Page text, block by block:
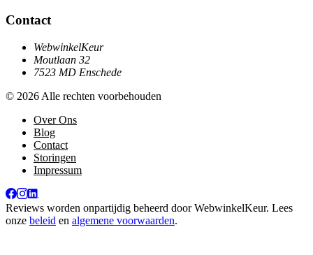
Contact
WebwinkelKeur
Moutlaan 32
7523 MD Enschede
© 2026 Alle rechten voorbehouden
Over Ons
Blog
Contact
Storingen
Impressum
Reviews worden onpartijdig beheerd doorWebwinkelKeur. Lees
onze beleid en algemene voorwaarden.